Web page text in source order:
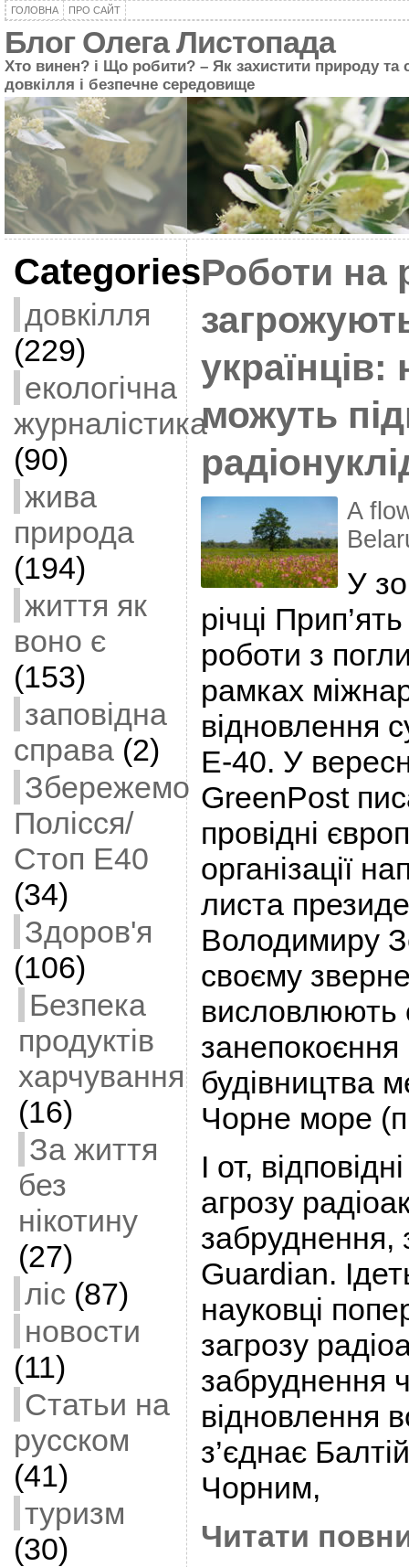
ГОЛОВНА ПРО САЙТ
Блог Олега Листопада
Хто винен? і Що робити? – Як захистити природу та
довкілля і безпечне середовище
Categories
довкілля
(229)
екологічна
журналістика
(90)
жива
природа
(194)
життя як
воно є
(153)
заповідна
справа(2)
Збережемо
Полісся/
Стоп Е40
(34)
Здоров'я
(106)
Безпека
продуктів
харчування
(16)
За життя
без
нікотину
(27)
ліс (87)
новости
(11)
Статьи на
русском
(41)
туризм
(30)
Роботи на
можуть
A
У
річці
роботи з
рамках
відновлення
E-40. У
GreenPost
провідні
організації
листа
Володимиру
своєму
висловлюють
занепокоєння
будівництва
Чорне море
І от,
агрозу
забруднення,
Guardian.
науковці
загрозу
забруднення
відновлення
з’єднає
Чорним,
Читати